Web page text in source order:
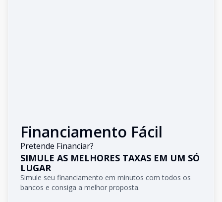
Financiamento Fácil
Pretende Financiar?
SIMULE AS MELHORES TAXAS EM UM SÓ
LUGAR
Simule seu financiamento em minutos com todos os
bancos e consiga a melhor proposta.